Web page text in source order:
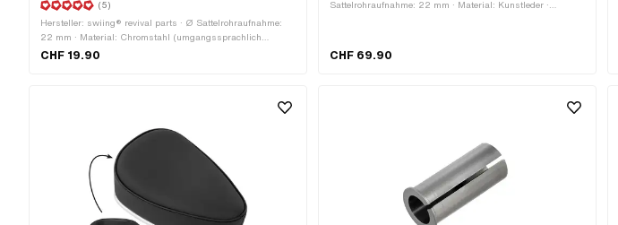
(5)
Hersteller: swiing® revival parts · Ø Sattelrohraufnahme:
22 mm · Material: Chromstahl (umgangssprachlich
bekannt als Nirosta) · Oberfläche: gerändelt · Oberfläche:
CHF 19.90
Sattelrohraufnahme: 22 mm · Material: Kunstleder ·
Anzahl Befestigungspunkte: 2 Stk.
CHF 69.90